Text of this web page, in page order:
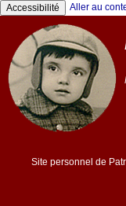
Accessibilité Aller au
Site personnel de